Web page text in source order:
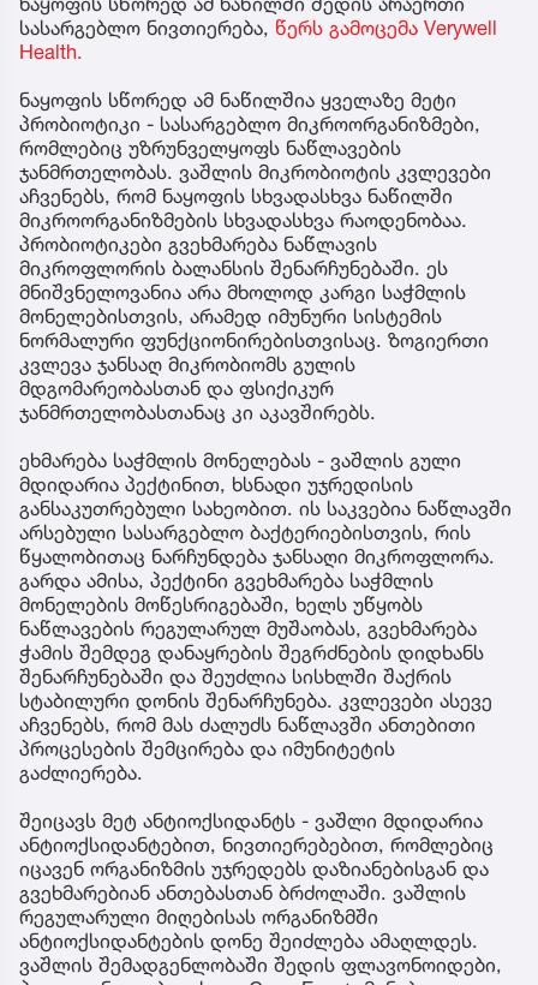
სასარგებლო ნივთიერება, წერს გამოცემა Verywell
Health.
ნაყოფის სწორედ ამ ნაწილშია ყველაზე მეტი
პრობიოტიკი - სასარგებლო მიკროორგანიზმები,
რომლებიც უზრუნველყოფს ნაწლავების
ჯანმრთელობას. ვაშლის მიკრობიოტის კვლევები
აჩვენებს, რომ ნაყოფის სხვადასხვა ნაწილში
მიკროორგანიზმების სხვადასხვა რაოდენობაა.
პრობიოტიკები გვეხმარება ნაწლავის
მიკროფლორის ბალანსის შენარჩუნებაში. ეს
მნიშვნელოვანია არა მხოლოდ კარგი საჭმლის
მონელებისთვის, არამედ იმუნური სისტემის
ნორმალური ფუნქციონირებისთვისაც. ზოგიერთი
კვლევა ჯანსაღ მიკრობიომს გულის
მდგომარეობასთან და ფსიქიკურ
ჯანმრთელობასთანაც კი აკავშირებს.
ეხმარება საჭმლის მონელებას - ვაშლის გული
მდიდარია პექტინით, ხსნადი უჯრედისის
განსაკუთრებული სახეობით. ის საკვებია ნაწლავში
არსებული სასარგებლო ბაქტერიებისთვის, რის
წყალობითაც ნარჩუნდება ჯანსაღი მიკროფლორა.
გარდა ამისა, პექტინი გვეხმარება საჭმლის
მონელების მოწესრიგებაში, ხელს უწყობს
ნაწლავების რეგულარულ მუშაობას, გვეხმარება
ჭამის შემდეგ დანაყრების შეგრძნების დიდხანს
შენარჩუნებაში და შეუძლია სისხლში შაქრის
სტაბილური დონის შენარჩუნება. კვლევები ასევე
აჩვენებს, რომ მას ძალუძს ნაწლავში ანთებითი
პროცესების შემცირება და იმუნიტეტის
გაძლიერება.
შეიცავს მეტ ანტიოქსიდანტს - ვაშლი მდიდარია
ანტიოქსიდანტებით, ნივთიერებებით, რომლებიც
იცავენ ორგანიზმის უჯრედებს დაზიანებისგან და
გვეხმარებიან ანთებასთან ბრძოლაში. ვაშლის
რეგულარული მიღებისას ორგანიზმში
ანტიოქსიდანტების დონე შეიძლება ამაღლდეს.
ვაშლის შემადგენლობაში შედის ფლავონოიდები,